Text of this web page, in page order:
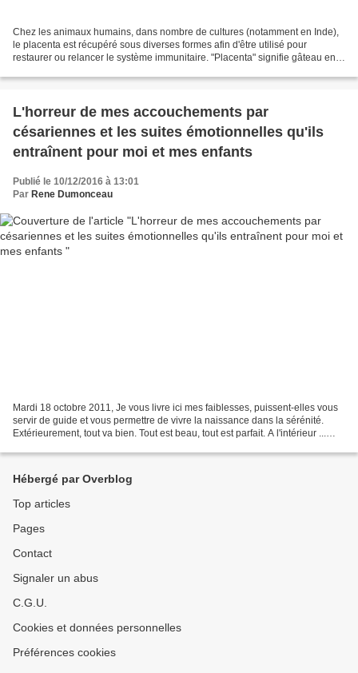
Chez les animaux humains, dans nombre de cultures (notamment en Inde),
le placenta est récupéré sous diverses formes afin d'être utilisé pour
restaurer ou relancer le système immunitaire. "Placenta" signifie gâteau en
L'horreur de mes accouchements par
césariennes et les suites émotionnelles qu'ils
entraînent pour moi et mes enfants
Publié le 10/12/2016 à 13:01
Par Rene Dumonceau
Mardi 18 octobre 2011, Je vous livre ici mes faiblesses, puissent-elles vous
servir de guide et vous permettre de vivre la naissance dans la sérénité.
Extérieurement, tout va bien. Tout est beau, tout est parfait. A l'intérieur ...
Hébergé par Overblog
Top articles
Pages
Contact
Signaler un abus
C.G.U.
Cookies et données personnelles
Préférences cookies